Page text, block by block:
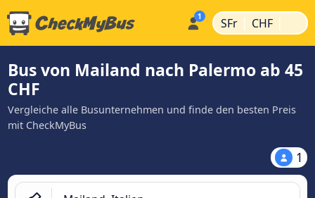
SFr | CHF |
Bus von Mailand nach Palermo ab 45
CHF
Vergleiche alle Busunternehmen und finde den besten Preis
mit CheckMyBus
1